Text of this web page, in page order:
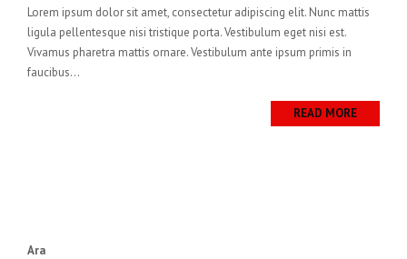
Lorem ipsum dolor sit amet, consectetur adipiscing elit. Nunc mattis
ligula pellentesque nisi tristique porta. Vestibulum eget nisi est.
Vivamus pharetra mattis ornare. Vestibulum ante ipsum primis in
faucibus...
READ MORE
Ara